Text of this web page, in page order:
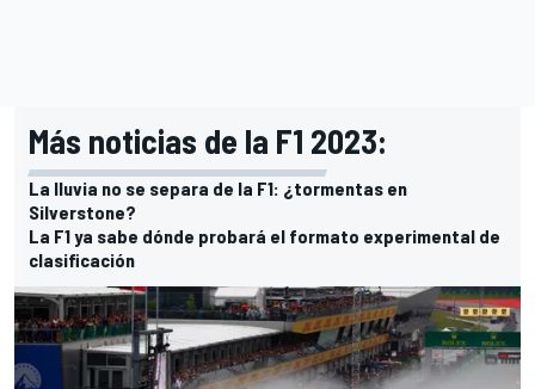
Más noticias de la F1 2023:
La lluvia no se separa de la F1: ¿tormentas en
Silverstone?
La F1 ya sabe dónde probará el formato experimental de
clasificación